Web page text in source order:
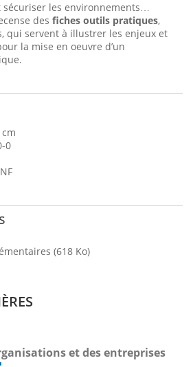
sécuriser les environnements…
des fiches outils pratiques,
qui servent à illustrer les enjeux et
la mise en oeuvre d’un
0
(618 Ko)
et des entreprises